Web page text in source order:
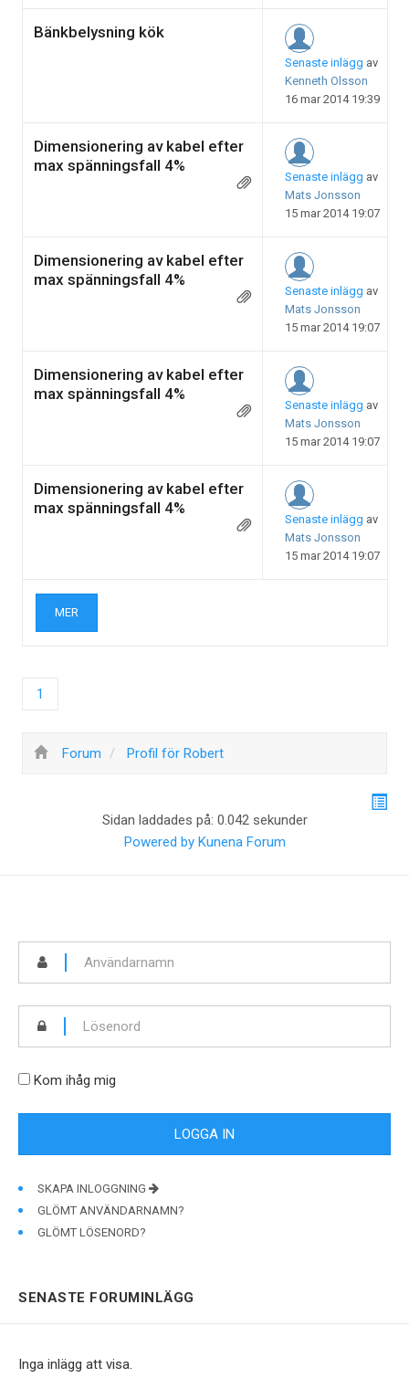
MER
Bänkbelysning kök
Senaste inlägg av
Kenneth Olsson
16 mar 2014 19:39
Dimensionering av kabel efter
max spänningsfall 4%
Senaste inlägg av
Mats Jonsson
15 mar 2014 19:07
Dimensionering av kabel efter
max spänningsfall 4%
Senaste inlägg av
Mats Jonsson
15 mar 2014 19:07
Dimensionering av kabel efter
max spänningsfall 4%
Senaste inlägg av
Mats Jonsson
15 mar 2014 19:07
Dimensionering av kabel efter
max spänningsfall 4%
Senaste inlägg av
Mats Jonsson
15 mar 2014 19:07
1
Forum Profil för Robert
Sidan laddades på: 0.042 sekunder
Powered by Kunena Forum
Kom ihåg mig
SKAPA INLOGGNING
GLÖMT ANVÄNDARNAMN?
GLÖMT LÖSENORD?
SENASTE FORUMINLÄGG
Inga inlägg att visa.